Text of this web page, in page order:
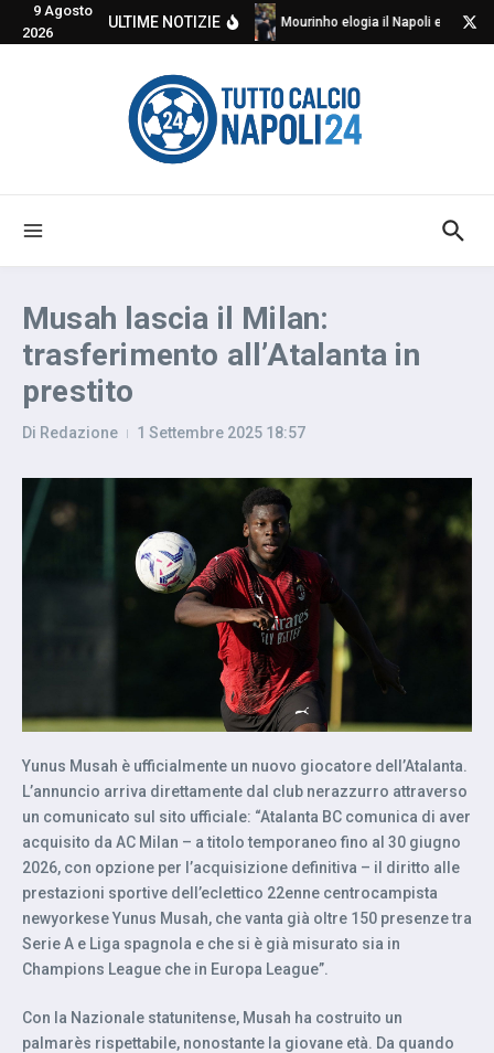
Salta al contenuto
9 Agosto
2026
ULTIME NOTIZIE Mourinho elogia il Napoli e critica
Musah lascia il Milan:
trasferimento all’Atalanta in
prestito
Di Redazione 1 Settembre 2025 18:57
Yunus Musah è ufficialmente un nuovo giocatore dell’Atalanta.
L’annuncio arriva direttamente dal club nerazzurro attraverso
un comunicato sul sito ufficiale: “Atalanta BC comunica di aver
acquisito da AC Milan – a titolo temporaneo fino al 30 giugno
2026, con opzione per l’acquisizione definitiva – il diritto alle
prestazioni sportive dell’eclettico 22enne centrocampista
newyorkese Yunus Musah, che vanta già oltre 150 presenze tra
Serie A e Liga spagnola e che si è già misurato sia in
Champions League che in Europa League”.
Con la Nazionale statunitense, Musah ha costruito un
palmarès rispettabile, nonostante la giovane età. Da quando